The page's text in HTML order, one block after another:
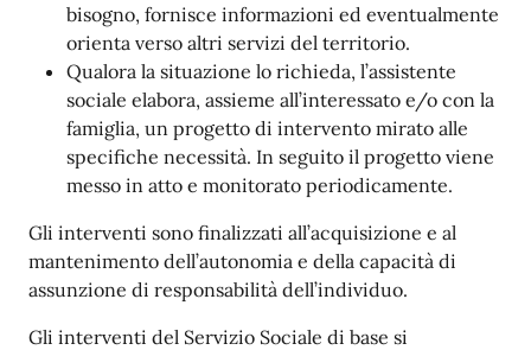
bisogno, fornisce informazioni ed eventualmente
orienta verso altri servizi del territorio.
Qualora la situazione lo richieda, l’assistente
sociale elabora, assieme all’interessato e/o con la
famiglia, un progetto di intervento mirato alle
specifiche necessità. In seguito il progetto viene
messo in atto e monitorato periodicamente.
Gli interventi sono finalizzati all’acquisizione e al
mantenimento dell’autonomia e della capacità di
assunzione di responsabilità dell’individuo.
Gli interventi del Servizio Sociale di base si